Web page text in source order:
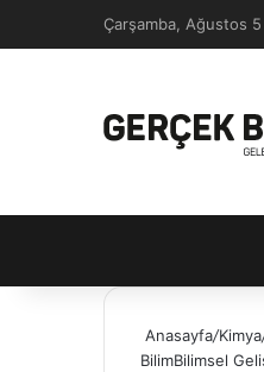
Çarşamba, Ağustos
Anasayfa/Kimya
BilimBilimsel